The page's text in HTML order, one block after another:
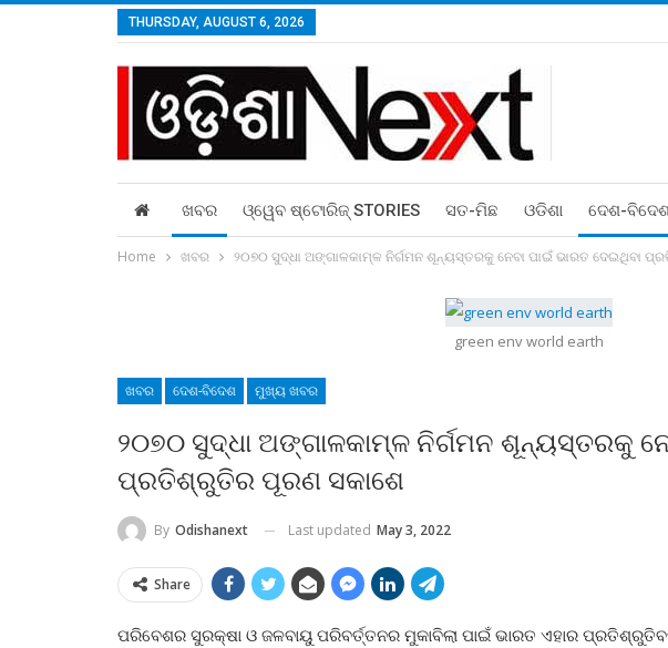
THURSDAY, AUGUST 6, 2026
ଖବର ଓ୍ୱେବ ଷ୍ଟୋରିଜ୍‌ STORIES ସତ-ମିଛ ଓଡିଶା ଦେଶ-
Home ଖବର ୨୦୭୦ ସୁଦ୍ଧା ଅଙ୍ଗାଳକାମ୍ଳ ନିର୍ଗମନ ଶୂନ୍ୟସ୍ତରକୁ ନେବା ପାଇଁ ଭାରତ ଦେଇଥିବା
green env world earth
ଖବର ଦେଶ-ବିଦେଶ ମୁଖ୍ୟ ଖବର
୨୦୭୦ ସୁଦ୍ଧା ଅଙ୍ଗାଳକାମ୍ଳ ନିର୍ଗମନ ଶୂନ୍ୟସ୍ତରକୁ
ପ୍ରତିଶ୍ରୁତିର ପୂରଣ ସକାଶେ
By Odishanext Last updated May 3, 2022
Share
ପରିବେଶର ସୁରକ୍ଷା ଓ ଜଳବାୟୁ ପରିବର୍ତ୍ତନର ମୁକାବିଲା ପାଇଁ ଭାରତ ଏହାର